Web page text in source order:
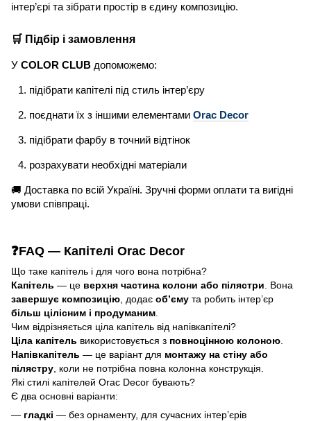
інтер’єрі та зібрати простір в єдину композицію.
🛒 Підбір і замовлення
У COLOR CLUB допоможемо:
підібрати капітелі під стиль інтер’єру
поєднати їх з іншими елементами Orac Decor
підібрати фарбу в точний відтінок
розрахувати необхідні матеріали
🚚 Доставка по всій Україні. Зручні форми оплати та вигідні
умови співпраці.
❓FAQ — Капітелі Orac Decor
Що таке капітель і для чого вона потрібна?
Капітель — це верхня частина колони або пілястри . Вона
завершує композицію , додає об’єму та робить інтер’єр
більш цілісним і продуманим
Чим відрізняється ціла капітель від напівкапітелі?
Ціла капітель використовується з повноцінною колоною
Напівкапітель — це варіант для монтажу на стіну або
пілястру , коли не потрібна повна колонна конструкція.
Які стилі капітелей Orac Decor бувають?
Є два основні варіанти:
— гладкі — без орнаменту, для сучасних інтер’єрів